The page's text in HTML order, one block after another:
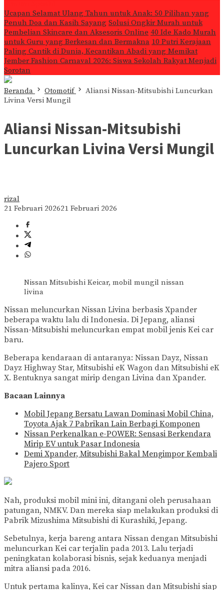
Ucapan Selamat Ulang Tahun untuk Anak: 50 Pilihan yang
Penuh Doa dan Kasih Sayang Solusi Ongkir Murah untuk
Pembelian Skincare dan Aksesoris Online 40 Ide Kado Murah
untuk Guru yang Berkesan dan Bermakna 10 Putri Kerajaan
Paling Cantik di Dunia, Kecantikan Abadi yang Memikat
Jember Fashion Carnaval 2026: Siswa Sekolah Rakyat Menjadi
Sorotan
Beranda Otomotif
Aliansi Nissan-Mitsubishi Luncurkan
Livina Versi Mungil
Aliansi Nissan-Mitsubishi
Luncurkan Livina Versi Mungil
rizal
21 Februari 202621 Februari 2026
Nissan Mitsubishi Keicar, mobil mungil nissan
livina
Nissan meluncurkan Nissan Livina berbasis Xpander
beberapa waktu lalu di Indonesia. Di Jepang, aliansi
Nissan-Mitsubishi meluncurkan empat mobil jenis Kei car
baru.
Beberapa kendaraan di antaranya: Nissan Dayz, Nissan
Dayz Highway Star, Mitsubishi eK Wagon dan Mitsubishi eK
X. Bentuknya sangat mirip dengan Livina dan Xpander.
Bacaan Lainnya
Mobil Jepang Bersatu Lawan Dominasi Mobil China,
Toyota Ajak 7 Pabrikan Lain Berbagi Komponen
Nissan Perkenalkan e-POWER: Sensasi Berkendara
Mirip EV untuk Pasar Indonesia
Demi Xpander, Mitsubishi Bakal Mengimpor Kembali
Pajero Sport
Nah, produksi mobil mini ini, ditangani oleh perusahaan
patungan, NMKV. Dan mereka siap melakukan produksi di
Pabrik Mizushima Mitsubishi di Kurashiki, Jepang.
Sebetulnya, kerja bareng antara Nissan dengan Mitsubishi
meluncurkan Kei car terjalin pada 2013. Lalu terjadi
peningkatan kolaborasi bisnis, sejak keduanya menjadi
mitra aliansi pada 2016.
Untuk pertama kalinya, Kei car Nissan dan Mitsubishi siap